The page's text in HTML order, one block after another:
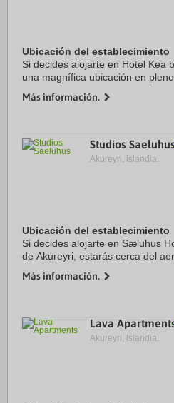
Ubicación del establecimiento
Si decides alojarte en Hotel Kea
una magnífica ubicación en
Además, este hotel de ...
Más información.
Studios Saeluhus
Akureyri, Islandia.
Ubicación del establecimiento
Si decides alojarte en Sæluhus
de Akureyri, estarás cerca del
Akureyrar. Además, este ...
Más información.
Lava
Akureyri, Islandia.